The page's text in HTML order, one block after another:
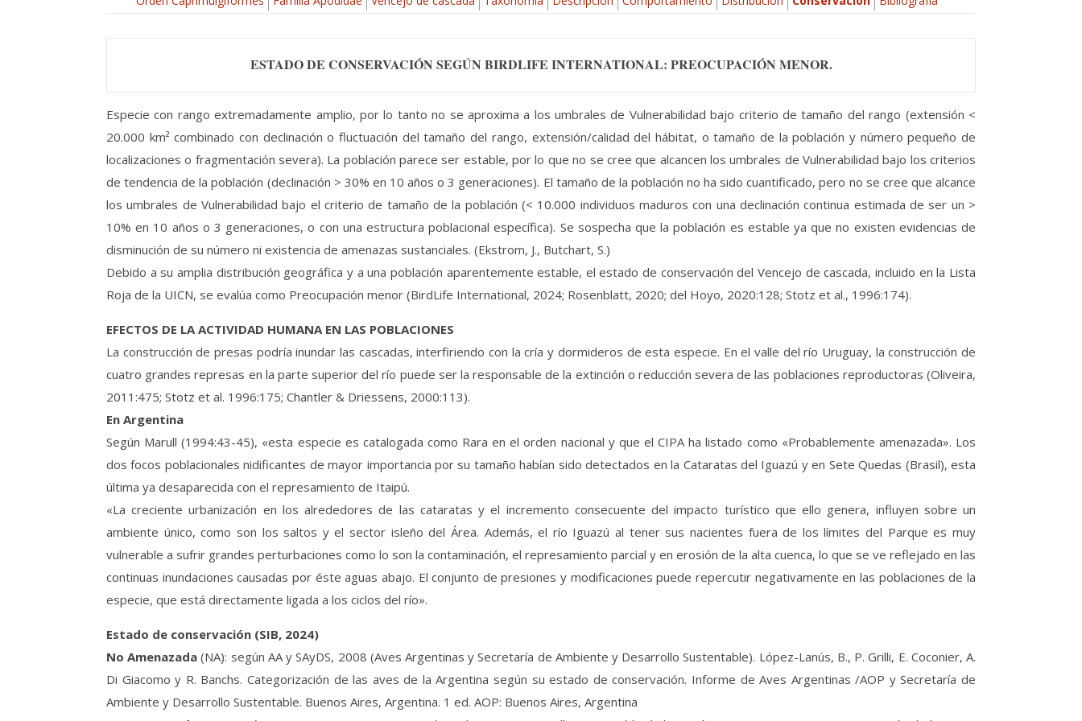
ESTADO DE CONSERVACIÓN SEGÚN BIRDLIFE INTERNATIONAL: PREOCUPACIÓN MENOR.
Especie con rango extremadamente amplio, por lo tanto no se aproxima a los umbrales de Vulnerabilidad bajo criterio de tamaño del rango (extensión <
20.000 km² combinado con declinación o fluctuación del tamaño del rango, extensión/calidad del hábitat, o tamaño de la población y número pequeño de
localizaciones o fragmentación severa). La población parece ser estable, por lo que no se cree que alcancen los umbrales de Vulnerabilidad bajo los criterios
de tendencia de la población (declinación > 30% en 10 años o 3 generaciones). El tamaño de la población no ha sido cuantificado, pero no se cree que alcance
los umbrales de Vulnerabilidad bajo el criterio de tamaño de la población (< 10.000 individuos maduros con una declinación continua estimada de ser un >
10% en 10 años o 3 generaciones, o con una estructura poblacional específica). Se sospecha que la población es estable ya que no existen evidencias de
disminución de su número ni existencia de amenazas sustanciales. (Ekstrom, J., Butchart, S.)
Debido a su amplia distribución geográfica y a una población aparentemente estable, el estado de conservación del Vencejo de cascada, incluido en la Lista
Roja de la UICN, se evalúa como Preocupación menor (BirdLife International, 2024; Rosenblatt, 2020; del Hoyo, 2020:128; Stotz et al., 1996:174).
EFECTOS DE LA ACTIVIDAD HUMANA EN LAS POBLACIONES
La construcción de presas podría inundar las cascadas, interfiriendo con la cría y dormideros de esta especie. En el valle del río Uruguay, la construcción de
cuatro grandes represas en la parte superior del río puede ser la responsable de la extinción o reducción severa de las poblaciones reproductoras (Oliveira,
2011:475; Stotz et al. 1996:175; Chantler & Driessens, 2000:113).
En Argentina
Según Marull (1994:43-45), «esta especie es catalogada como Rara en el orden nacional y que el CIPA ha listado como «Probablemente amenazada». Los
dos focos poblacionales nidificantes de mayor importancia por su tamaño habían sido detectados en la Cataratas del Iguazú y en Sete Quedas (Brasil), esta
última ya desaparecida con el represamiento de Itaipú.
«La creciente urbanización en los alrededores de las cataratas y el incremento consecuente del impacto turístico que ello genera, influyen sobre un
ambiente único, como son los saltos y el sector isleño del Área. Además, el río Iguazú al tener sus nacientes fuera de los límites del Parque es muy
vulnerable a sufrir grandes perturbaciones como lo son la contaminación, el represamiento parcial y en erosión de la alta cuenca, lo que se ve reflejado en las
continuas inundaciones causadas por éste aguas abajo. El conjunto de presiones y modificaciones puede repercutir negativamente en las poblaciones de la
especie, que está directamente ligada a los ciclos del río».
Estado de conservación (SIB, 2024)
No Amenazada (NA): según AA y SAyDS, 2008 (Aves Argentinas y Secretaría de Ambiente y Desarrollo Sustentable). López-Lanús, B., P. Grilli, E. Coconier, A.
Di Giacomo y R. Banchs. Categorización de las aves de la Argentina según su estado de conservación. Informe de Aves Argentinas /AOP y Secretaría de
Ambiente y Desarrollo Sustentable. Buenos Aires, Argentina. 1 ed. AOP: Buenos Aires, Argentina